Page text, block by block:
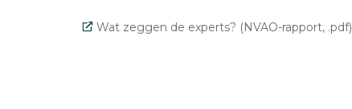
Wat zeggen de experts? (NVAO-rapport, .pdf)